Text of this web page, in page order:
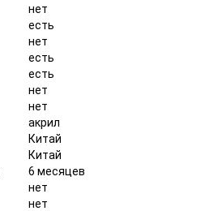
нет
есть
нет
есть
есть
нет
нет
акрил
Китай
Китай
6 месяцев
нет
нет